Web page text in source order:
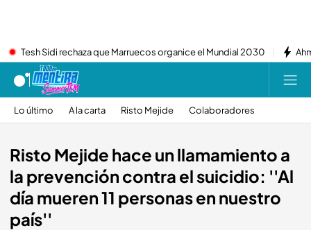
Tesh Sidi rechaza que Marruecos organice el Mundial 2030
Lo último A la carta Risto Mejide Colaboradores
Risto Mejide hace un llamamiento a
la prevención contra el suicidio: ''Al
día mueren 11 personas en nuestro
país''